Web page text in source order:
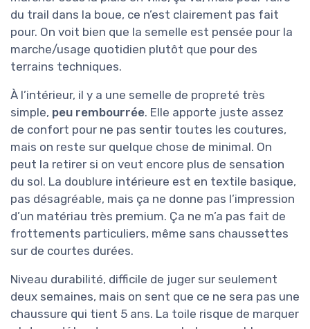
du trail dans la boue, ce n’est clairement pas fait
pour. On voit bien que la semelle est pensée pour la
marche/usage quotidien plutôt que pour des
terrains techniques.
À l’intérieur, il y a une semelle de propreté très
simple, peu rembourrée. Elle apporte juste assez
de confort pour ne pas sentir toutes les coutures,
mais on reste sur quelque chose de minimal. On
peut la retirer si on veut encore plus de sensation
du sol. La doublure intérieure est en textile basique,
pas désagréable, mais ça ne donne pas l’impression
d’un matériau très premium. Ça ne m’a pas fait de
frottements particuliers, même sans chaussettes
sur de courtes durées.
Niveau durabilité, difficile de juger sur seulement
deux semaines, mais on sent que ce ne sera pas une
chaussure qui tient 5 ans. La toile risque de marquer